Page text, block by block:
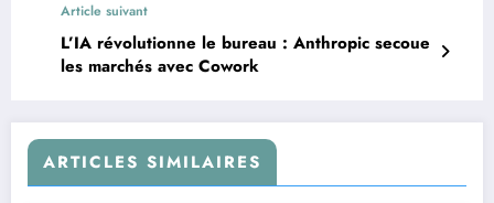
Article suivant
L’IA révolutionne le bureau : Anthropic secoue
les marchés avec Cowork
ARTICLES SIMILAIRES